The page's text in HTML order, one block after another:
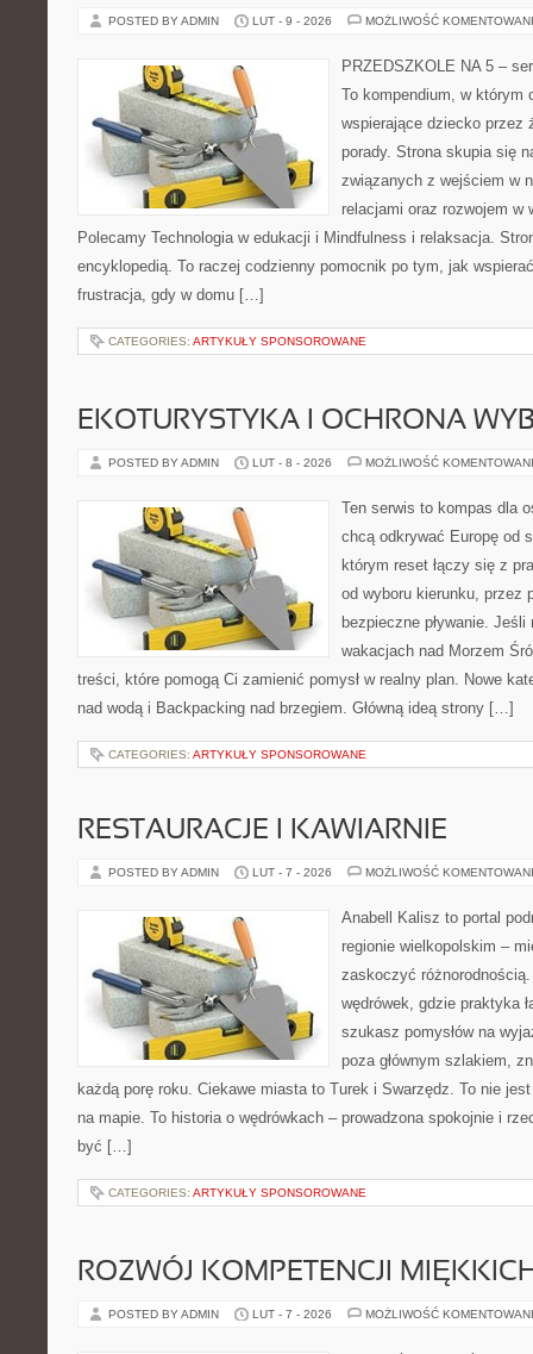
POSTED BY ADMIN LUT - 9 - 2026 MOŻLIWOŚĆ
PRZEDSZKOLE NA 5 –
To kompendium, w którym
wspierające dziecko przez
porady. Strona skupia się
związanych z wejściem w
relacjami oraz rozwojem w
Polecamy Technologia w edukacji i Mindfulness i relaksacja.
encyklopedią. To raczej codzienny pomocnik po tym, jak
frustracja, gdy w domu […]
CATEGORIES: ARTYKUŁY SPONSOROWANE
EKOTURYSTYKA I OCHRONA
POSTED BY ADMIN LUT - 8 - 2026 MOŻLIWOŚĆ
Ten serwis to kompas dla
chcą odkrywać Europę od
którym reset łączy się z
od wyboru kierunku, przez
bezpieczne pływanie.
wakacjach nad Morzem
treści, które pomogą Ci zamienić pomysł w realny plan. Nowe
nad wodą i Backpacking nad brzegiem. Główną ideą strony […]
CATEGORIES: ARTYKUŁY SPONSOROWANE
RESTAURACJE I KAWIARNIE
POSTED BY ADMIN LUT - 7 - 2026 MOŻLIWOŚĆ
Anabell Kalisz to portal
regionie wielkopolskim –
zaskoczyć
wędrówek, gdzie praktyka
szukasz pomysłów na
poza głównym szlakiem,
każdą porę roku. Ciekawe miasta to Turek i Swarzędz. To nie
na mapie. To historia o wędrówkach – prowadzona spokojnie i
być […]
CATEGORIES: ARTYKUŁY SPONSOROWANE
ROZWÓJ KOMPETENCJI
POSTED BY ADMIN LUT - 7 - 2026 MOŻLIWOŚĆ